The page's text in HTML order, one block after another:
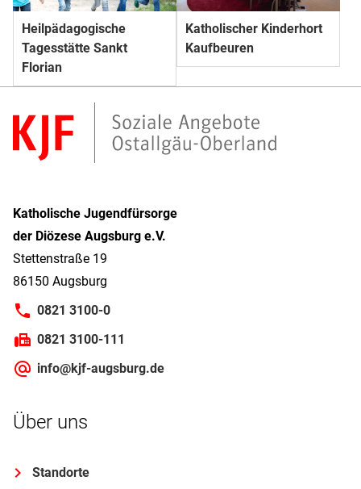
Heilpädagogische
Tagesstätte Sankt
Florian
Katholischer Kinderhort
Kaufbeuren
Katholische Jugendfürsorge
der Diözese Augsburg e.V.
Stettenstraße 19
86150 Augsburg
0821 3100-0
0821 3100-111
info@kjf-augsburg.de
Über uns
Standorte